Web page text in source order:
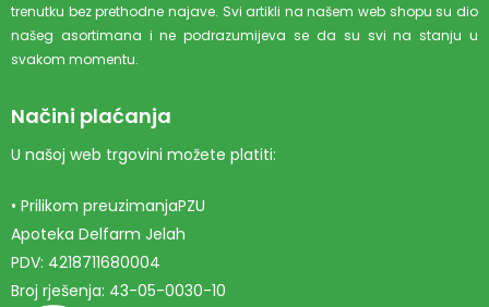
trenutku bez prethodne najave. Svi artikli na našem web shopu su dio
našeg asortimana i ne podrazumijeva se da su svi na stanju u
svakom momentu.
Načini plaćanja
U našoj web trgovini možete platiti:
• Prilikom preuzimanjaPZU
Apoteka Delfarm Jelah
PDV: 4218711680004
Broj rješenja: 43-05-0030-10